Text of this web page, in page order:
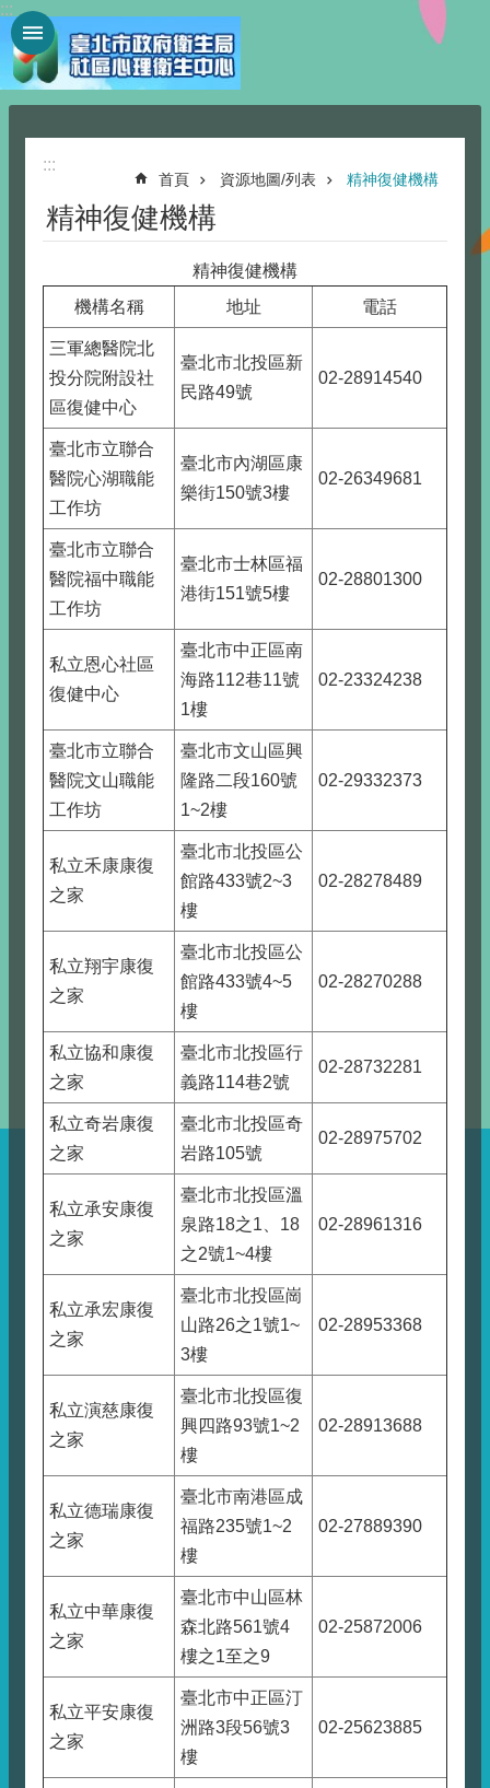
跳到主要內容區塊
:::
:::
首頁 資源地圖/列表 精神復健機構
精神復健機構
精神復健機構
機構名稱
地址 電話
三軍總醫院北
投分院附設社
區復健中心
臺北市北投區新
民路49號
02-28914540
臺北市立聯合
醫院心湖職能
工作坊
臺北市內湖區康
樂街150號3樓
02-26349681
臺北市立聯合
醫院福中職能
工作坊
臺北市士林區福
港街151號5樓
02-28801300
私立恩心社區
復健中心
臺北市中正區南
海路112巷11號
1樓
02-23324238
臺北市立聯合
醫院文山職能
工作坊
臺北市文山區興
隆路二段160號
1~2樓
02-29332373
私立禾康康復
之家
臺北市北投區公
館路433號2~3
樓
02-28278489
私立翔宇康復
之家
臺北市北投區公
館路433號4~5
樓
02-28270288
私立協和康復
之家
臺北市北投區行
義路114巷2號
02-28732281
私立奇岩康復
之家
臺北市北投區奇
岩路105號
02-28975702
私立承安康復
之家
臺北市北投區溫
泉路18之1、18
之2號1~4樓
02-28961316
私立承宏康復
之家
臺北市北投區崗
山路26之1號1~
3樓
02-28953368
私立演慈康復
之家
臺北市北投區復
興四路93號1~2
樓
02-28913688
私立德瑞康復
之家
臺北市南港區成
福路235號1~2
樓
02-27889390
私立中華康復
之家
臺北市中山區林
森北路561號4
樓之1至之9
02-25872006
私立平安康復
之家
臺北市中正區汀
洲路3段56號3
樓
02-25623885